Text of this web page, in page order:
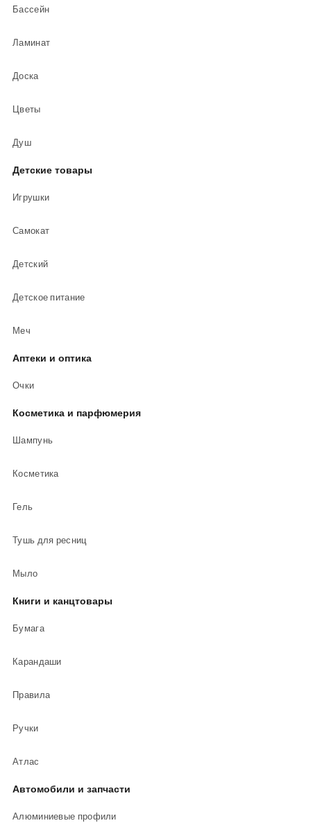
Бассейн
Ламинат
Доска
Цветы
Душ
Детские товары
Игрушки
Самокат
Детский
Детское питание
Меч
Аптеки и оптика
Очки
Косметика и парфюмерия
Шампунь
Косметика
Гель
Тушь для ресниц
Мыло
Книги и канцтовары
Бумага
Карандаши
Правила
Ручки
Атлас
Автомобили и запчасти
Алюминиевые профили